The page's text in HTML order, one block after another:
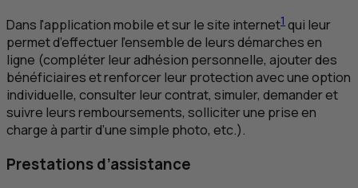
Dans l'application mobile et sur le site internet1 qui leur
permet d’effectuer l’ensemble de leurs démarches en
ligne (compléter leur adhésion personnelle, ajouter des
bénéficiaires et renforcer leur protection avec une option
individuelle, consulter leur contrat, simuler, demander et
suivre leurs remboursements, solliciter une prise en
charge à partir d’une simple photo, etc.).
Prestations d’assistance